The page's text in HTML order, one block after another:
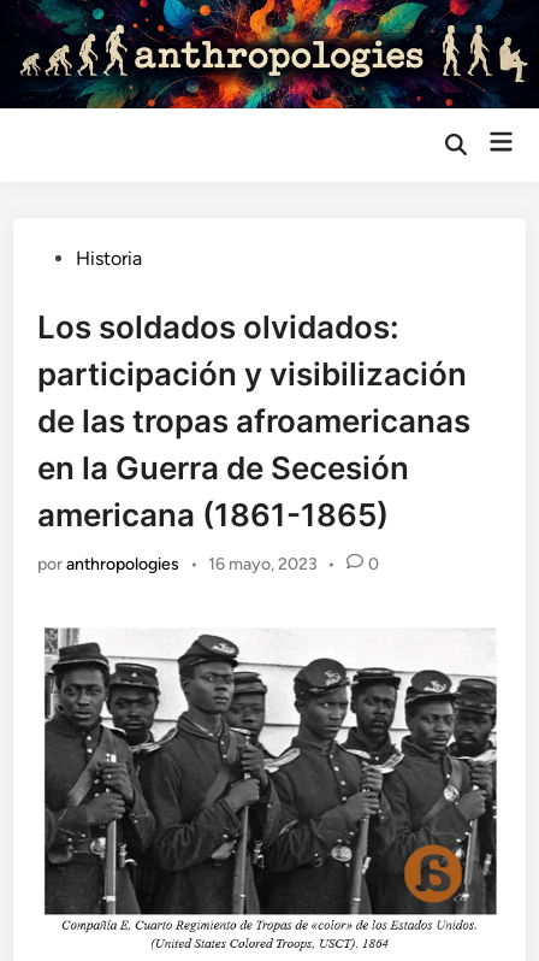
Saltar
contenido
Abrir
Publicado
Historia
Los soldados olvidados:
participación y visibilización
de las tropas afroamericanas
en la Guerra de Secesión
americana (1861-1865)
poranthropologies • 16 mayo, 2023 • 0